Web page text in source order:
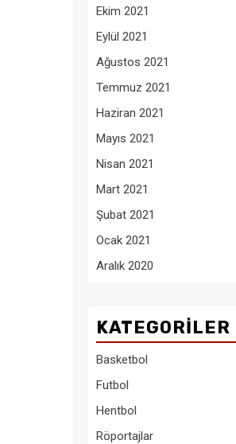
Ekim 2021
Eylül 2021
Ağustos 2021
Temmuz 2021
Haziran 2021
Mayıs 2021
Nisan 2021
Mart 2021
Şubat 2021
Ocak 2021
Aralık 2020
KATEGORILER
Basketbol
Futbol
Hentbol
Röportajlar